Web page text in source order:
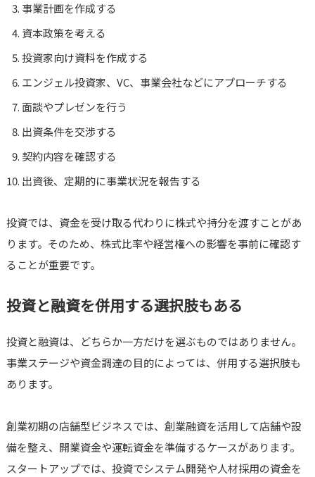
事業計画を作成する
資本政策を考える
投資家向け資料を作成する
エンジェル投資家、VC、事業会社などにアプローチする
面談やプレゼンを行う
出資条件を交渉する
契約内容を確認する
出資後、定期的に事業状況を報告する
投資では、資金を受け取る代わりに株式や持分を渡すことがあ
ります。そのため、株式比率や経営権への影響を事前に確認す
ることが重要です。
投資と融資を併用する選択肢もある
投資と融資は、どちらか一方だけを選ぶものではありません。
事業ステージや資金調達の目的によっては、併用する選択肢も
あります。
創業初期の店舗型ビジネスでは、創業融資を活用して店舗や設
備を整え、開業資金や運転資金を準備するケースがあります。
スタートアップでは、投資でシステム開発や人材採用の資金を